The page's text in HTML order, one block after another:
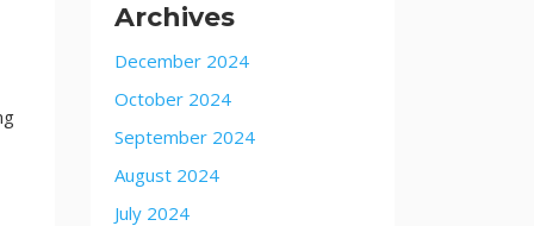
Archives
December 2024
October 2024
September 2024
August 2024
July 2024